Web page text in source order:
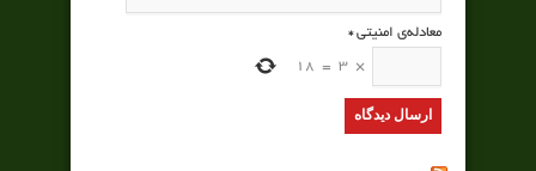
معادله‌ی امنیتی*
×
3
=
18